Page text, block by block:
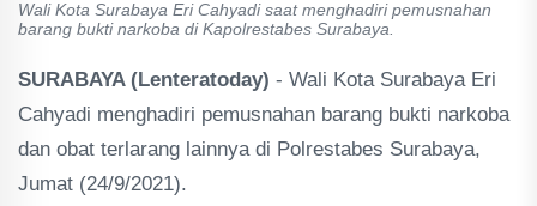
Wali Kota Surabaya Eri Cahyadi saat menghadiri pemusnahan
barang bukti narkoba di Kapolrestabes Surabaya.
SURABAYA (Lenteratoday) - Wali Kota Surabaya Eri
Cahyadi menghadiri pemusnahan barang bukti narkoba
dan obat terlarang lainnya di Polrestabes Surabaya,
Jumat (24/9/2021).